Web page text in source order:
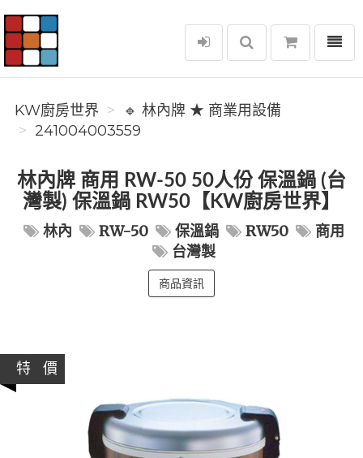
KW廚房世界
選單
KW廚房世界
🔹 林內牌 ★ 商業用設備
241004003559
林內牌 商用 RW-50 50人份 保溫鍋 (台
灣製) 保溫鍋 RW50【KW廚房世界】
林內 RW-50 保溫鍋 RW50
商用
台灣製
商品資訊
特 價